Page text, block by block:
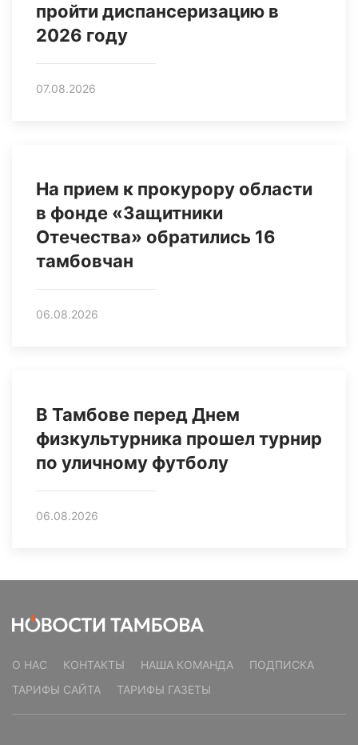
пройти диспансеризацию в
2026 году
07.08.2026
На прием к прокурору области
в фонде «Защитники
Отечества» обратились 16
тамбовчан
06.08.2026
В Тамбове перед Днем
физкультурника прошел турнир
по уличному футболу
06.08.2026
О НАС КОНТАКТЫ НАША КОМАНДА
ПОДПИСКА
ТАРИФЫ САЙТА
ТАРИФЫ ГАЗЕТЫ